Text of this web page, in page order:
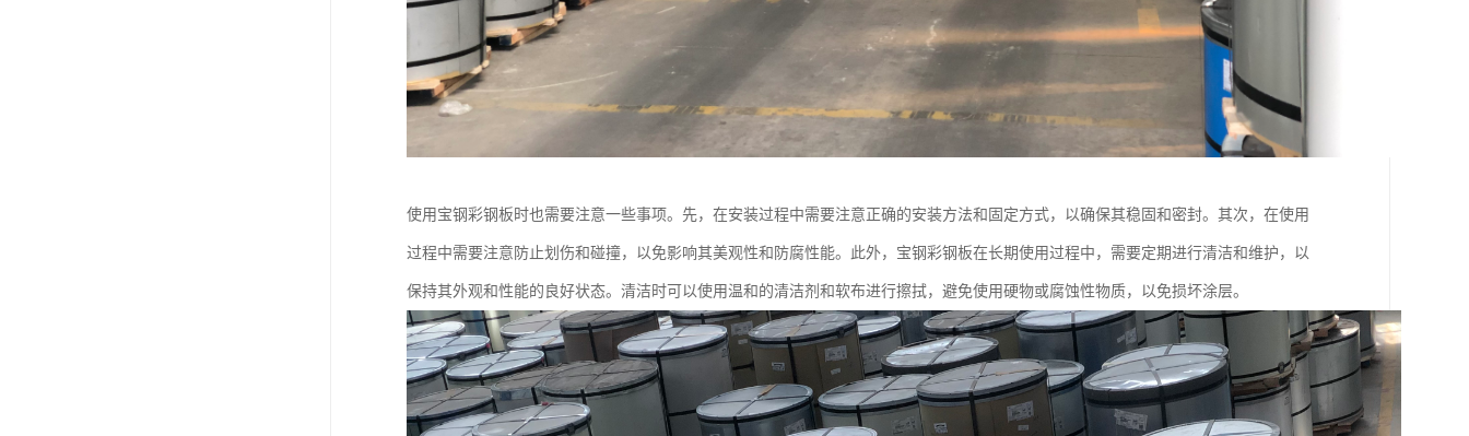
使用宝钢彩钢板时也需要注意一些事项。先，在安装过程中需要注意正确的安装方法和固定方式，以确保其稳固和密封。其次，在使用
过程中需要注意防止划伤和碰撞，以免影响其美观性和防腐性能。此外，宝钢彩钢板在长期使用过程中，需要定期进行清洁和维护，以
保持其外观和性能的良好状态。清洁时可以使用温和的清洁剂和软布进行擦拭，避免使用硬物或腐蚀性物质，以免损坏涂层。